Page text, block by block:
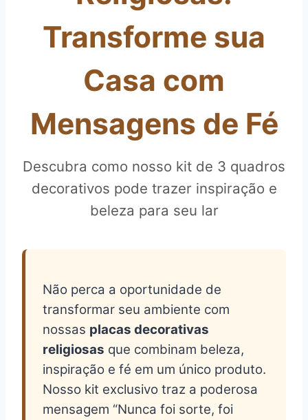
Transforme sua
Casa com
Mensagens de Fé
Descubra como nosso kit de 3 quadros
decorativos pode trazer inspiração e
beleza para seu lar
Não perca a oportunidade de
transformar seu ambiente com
nossas placas decorativas
religiosas que combinam beleza,
inspiração e fé em um único produto.
Nosso kit exclusivo traz a poderosa
mensagem “Nunca foi sorte, foi